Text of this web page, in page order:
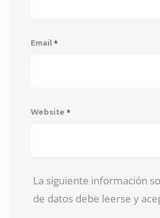
Email *
Website *
La siguiente información
de datos debe leerse y